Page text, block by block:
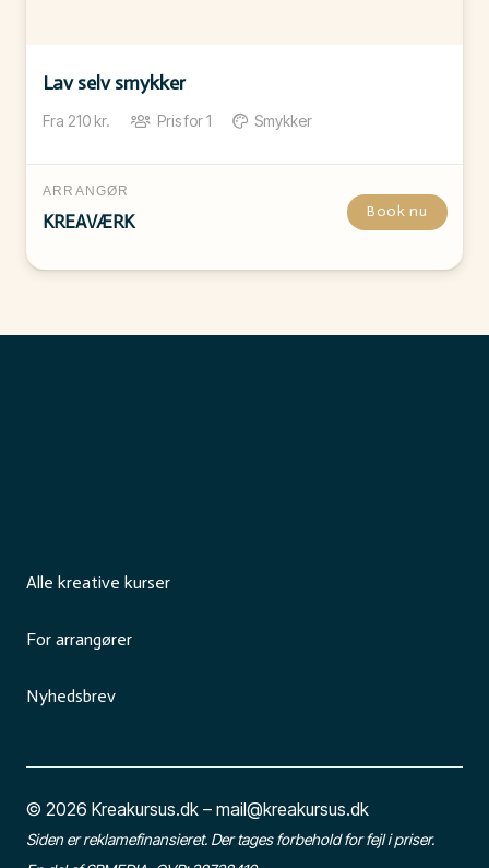
Lav selv smykker
Fra 210 kr. Pris for1 Smykker
ARRANGØR
KREAVÆRK Book nu
Alle kreative kurser
For arrangører
Nyhedsbrev
© 2026 Kreakursus.dk – mail@kreakursus.dk
Siden er reklamefinansieret. Der tages forbehold for fejl i priser.